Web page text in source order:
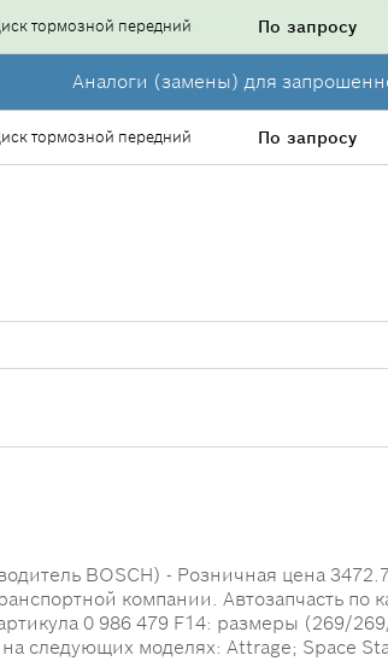
тормозной передний По запросу
Аналоги (замены) для
тормозной передний По запросу
BOSCH) - Розничная цена
компании. Автозапчасть
0 986 479 F14: размеры (269/
следующих моделях: Attrage; Space